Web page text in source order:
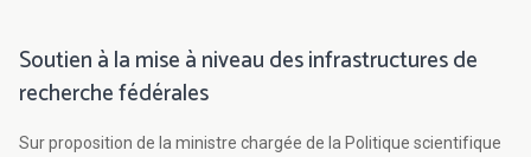
Soutien à la mise à niveau des infrastructures de
recherche fédérales
Sur proposition de la ministre chargée de la Politique scientifique